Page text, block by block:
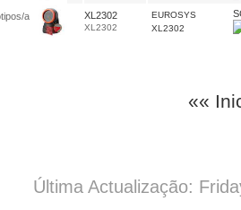
XL2302
XL2302
EUROSYS
XL2302
««
Última Actualização: